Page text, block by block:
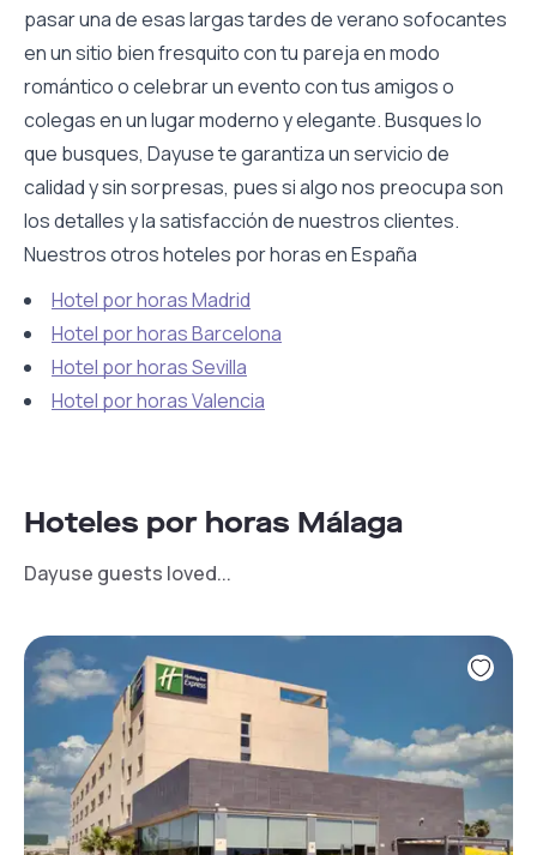
pasar una de esas largas tardes de verano sofocantes
en un sitio bien fresquito con tu pareja en modo
romántico o celebrar un evento con tus amigos o
colegas en un lugar moderno y elegante. Busques lo
que busques, Dayuse te garantiza un servicio de
calidad y sin sorpresas, pues si algo nos preocupa son
los detalles y la satisfacción de nuestros clientes.
Nuestros otros hoteles por horas en España
Hotel por horas Madrid
Hotel por horas Barcelona
Hotel por horas Sevilla
Hotel por horas Valencia
Hoteles por horas Málaga
Dayuse guests loved...